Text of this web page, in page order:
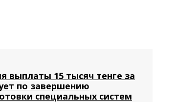
выплаты 15 тысяч тенге за
по завершению
специальных систем